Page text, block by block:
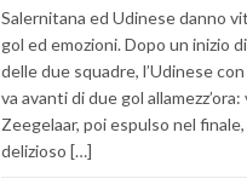
Salernitana ed Udinese danno
gol ed emozioni. Dopo un inizio
delle due squadre, l’Udinese
va avanti di due gol
Zeegelaar, poi espulso nel
delizioso […]